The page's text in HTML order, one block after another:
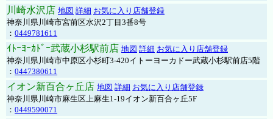
川崎水沢店 地図 詳細 お気に入り店舗登録
神奈川県川崎市宮前区水沢2丁目3番8号
： 0449781611
ｲﾄｰﾖｰｶﾄﾞｰ武蔵小杉駅前店 地図 詳細 お気に入り店舗登録
神奈川県川崎市中原区小杉町3-420イトーヨーカドー武蔵小杉駅前店5階
： 0447380611
イオン新百合ヶ丘店 地図 詳細 お気に入り店舗登録
神奈川県川崎市麻生区上麻生1-19イオン新百合ヶ丘5F
： 0449590071